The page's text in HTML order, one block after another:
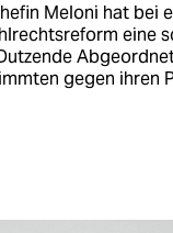
Meloni hat bei
eine
gegen ihren